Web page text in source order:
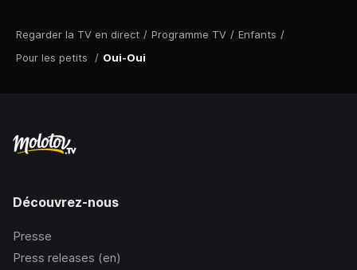
Regarder la TV en direct / Programme TV / Enfants /
Pour les petits
/ Oui-Oui
Découvrez-nous
Presse
Press releases (en)